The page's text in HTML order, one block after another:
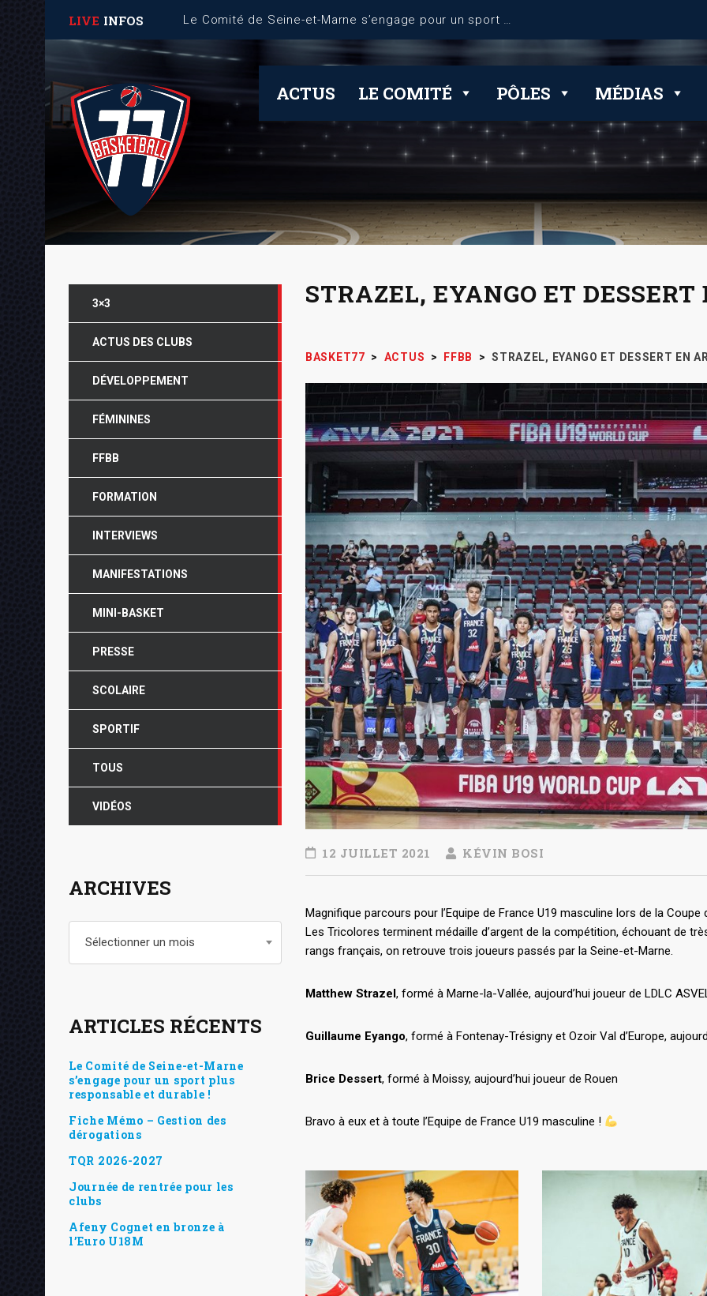
LIVE INFOS Fiche Mémo – Gestion des dérogations
ACTUS LE COMITÉ PÔLES MÉDIAS
STRAZEL, EYANGO ET DESSERT
BASKET77 > ACTUS > FFBB > STRAZEL, EYANGO ET DESSERT EN
12 JUILLET 2021 KÉVIN BOSI
Magnifique parcours pour l’Equipe de France U19 masculine lors de la
Les Tricolores terminent médaille d’argent de la compétition, échouant de
rangs français, on retrouve trois joueurs passés par la Seine-et-Marne.
Matthew Strazel, formé à Marne-la-Vallée, aujourd’hui joueur de LDLC
Guillaume Eyango, formé à Fontenay-Trésigny et Ozoir Val d’Europe,
Brice Dessert, formé à Moissy, aujourd’hui joueur de Rouen
Bravo à eux et à toute l’Equipe de France U19 masculine !
3×3
ACTUS DES CLUBS
DÉVELOPPEMENT
FÉMININES
FFBB
FORMATION
INTERVIEWS
MANIFESTATIONS
MINI-BASKET
PRESSE
SCOLAIRE
SPORTIF
TOUS
VIDÉOS
ARCHIVES
Sélectionner un mois
ARTICLES RÉCENTS
Le Comité de Seine-et-Marne
s’engage pour un sport plus
responsable et durable !
Fiche Mémo – Gestion des
dérogations
TQR 2026-2027
Journée de rentrée pour les
clubs
Afeny Cognet en bronze à
l’Euro U18M